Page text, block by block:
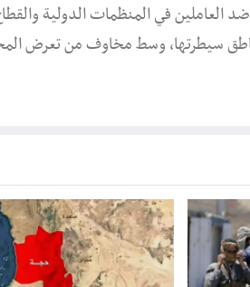
في المنظمات الدولية
سيطرتها، وسط مخاوف من تعرض